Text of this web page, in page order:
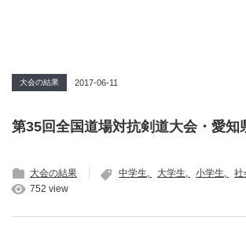
大会の結果 2017-06-11
第35回全国道場対抗剣道大会・愛知
大会の結果 中学生 大学生 小学生 社
752 view